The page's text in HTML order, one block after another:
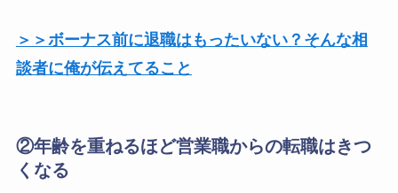
＞＞ボーナス前に退職はもったいない？そんな相
談者に俺が伝えてること
②年齢を重ねるほど営業職からの転職はきつ
くなる